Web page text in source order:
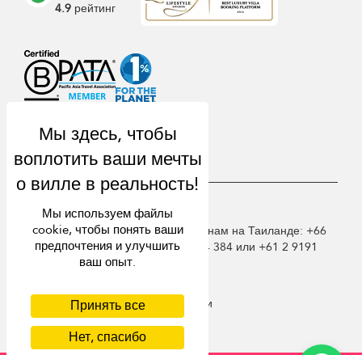
4.9 рейтинг
USD $ ru русский
© 2026 Samui Villa Finder. Звоните нам на Таиланде: +66
60 003 5911 / Австралия: 1300 014 384 или +61 2 9191
7419 / Сингапур +65 6871 8993.
Положение о конфиденциальности
Cookies
Карта сайта
Мы используем файлы
cookie, чтобы понять ваши
предпочтения и улучшить
ваш опыт.
Принять все
Нет, спасибо